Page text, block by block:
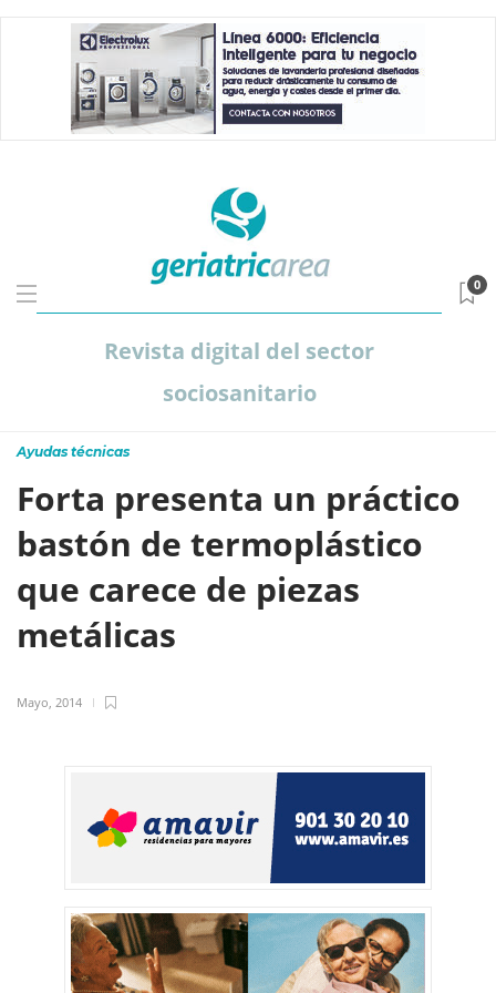
Revista digital del sector
sociosanitario
0
Ayudas técnicas
Forta presenta un práctico
bastón de termoplástico
que carece de piezas
metálicas
Mayo, 2014